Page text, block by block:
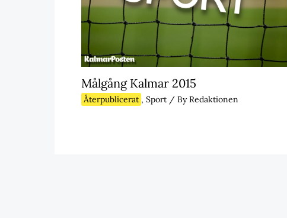
Målgång Kalmar 2015
Återpublicerat , Sport / ByRedaktionen